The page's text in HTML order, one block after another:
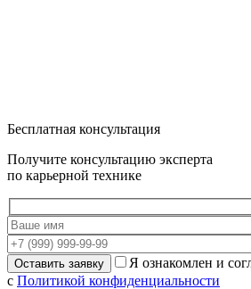
Бесплатная консультация
Получите консультацию эксперта
по карьерной технике
Я ознакомлен и
с Политикой конфиденциальности